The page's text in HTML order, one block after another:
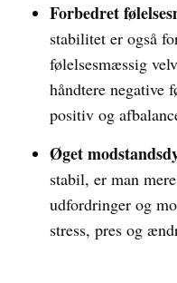
Forbedret
stabilitet er også
følelsesmæssig
håndtere negative
positiv og
Øget
stabil, er man
udfordringer og
stress, pres og